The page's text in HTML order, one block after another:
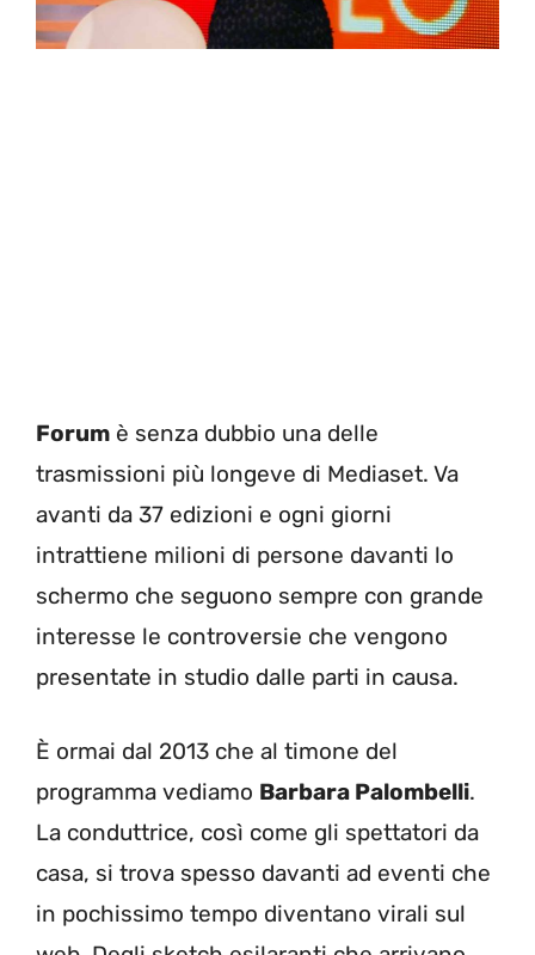
Forum è senza dubbio una delle
trasmissioni più longeve di Mediaset. Va
avanti da 37 edizioni e ogni giorni
intrattiene milioni di persone davanti lo
schermo che seguono sempre con grande
interesse le controversie che vengono
presentate in studio dalle parti in causa.
È ormai dal 2013 che al timone del
programma vediamo Barbara Palombelli.
La conduttrice, così come gli spettatori da
casa, si trova spesso davanti ad eventi che
in pochissimo tempo diventano virali sul